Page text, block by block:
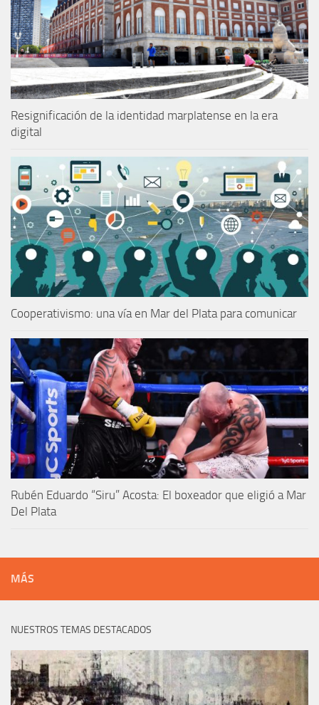
Resignificación de la identidad marplatense en la era
digital
Cooperativismo: una vía en Mar del Plata para comunicar
Rubén Eduardo “Siru” Acosta: El boxeador que eligió a Mar
Del Plata
MÁS
NUESTROS TEMAS DESTACADOS